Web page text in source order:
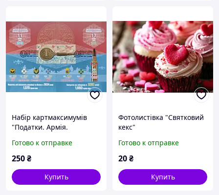
Набір картмаксимумів
"Податки. Армія.
Готово к отправке
250₴
Купить
Фотолистівка "Святковий
кекс"
Готово к отправке
20₴
Купить